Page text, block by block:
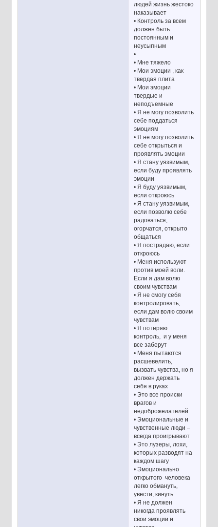
людей жизнь жестоко
наказывает
• Контроль за всем
должен быть
постоянным и
неусыпным
•
• Мне тяжело
• Мои эмоции , как
твердая плита
• Мои эмоции
твердые и
неподъемные
• Я не могу позволить
себе поддаться
эмоциям
• Я не могу позволить
себе открыться и
проявлять эмоции
• Я стану уязвимым,
если буду проявлять
эмоции
• Я буду уязвимым,
если откроюсь
• Я стану уязвимым,
если позволю себе
радоваться,
огорчатся, открыто
общаться
• Я пострадаю, если
откроюсь
• Меня используют
против моей воли.
Если я дам волю
своим чувствам
• Я не смогу себя
контролировать,
если дам волю своим
чувствам
• Я потеряю
контроль, и у меня
все заберут
• Меня пытаются
расшевелить,
вызвать чувства, но я
должен держать
себя в руках
• Это все происки
врагов и
недоброжелателей
• Эмоциональные и
чувственные люди –
всегда проигрывают
• Это лузеры, лохи,
которых разводят на
каждом шагу
• Эмоционально
открытого человека
легко обмануть,
увести, кинуть
• Я не должен
никогда проявлять
свои эмоции и